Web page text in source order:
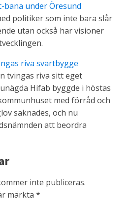
bana under Öresund
politiker som inte bara slår
utan också har visioner
riva svartbygge
tvingas riva sitt eget
Hifab byggde i höstas
med förråd och
saknades, och nu
att beordra
inte publiceras.
märkta *